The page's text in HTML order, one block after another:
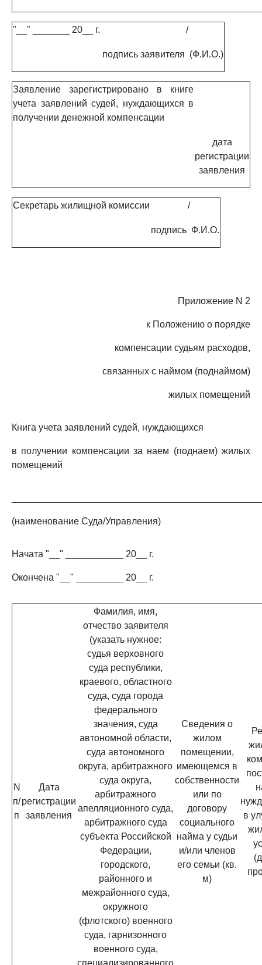
"__" _______ 20__ г. /
подпись заявителя (Ф.И.О.)
Заявление зарегистрировано в книге
учета заявлений судей, нуждающихся в
получении денежной компенсации
дата
регистрации
заявления
Секретарь жилищной комиссии /
подпись Ф.И.О.
Приложение N 2
к Положению о порядке
компенсации судьям расходов,
связанных с наймом (поднаймом)
жилых помещений
Книга учета заявлений судей, нуждающихся
в получении компенсации за наем (поднаем) жилых
помещений
(наименование Суда/Управления)
Начата "__" ___________ 20__ г.
Окончена "__" _________ 20__ г.
N
п/
п
Дата
регистрации
заявления
Фамилия, имя,
отчество заявителя
(указать нужное:
судья верховного
суда республики,
краевого, областного
суда, суда города
федерального
значения, суда
автономной области,
суда автономного
округа, арбитражного
суда округа,
арбитражного
апелляционного суда,
арбитражного суда
субъекта Российской
Федерации,
городского,
районного и
межрайонного суда,
окружного
(флотского) военного
суда, гарнизонного
военного суда,
специализированного
Сведения о
жилом
помещении,
имеющемся в
собственности
или по
договору
социального
найма у судьи
и/или членов
его семьи (кв.
м)
в